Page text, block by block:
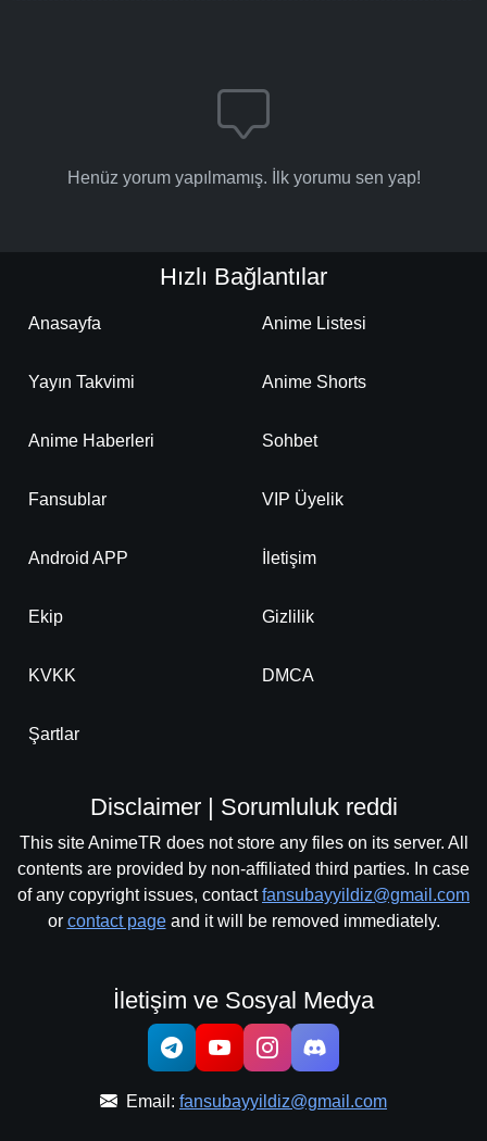
Henüz yorum yapılmamış. İlk yorumu sen yap!
Hızlı Bağlantılar
Anasayfa Anime Listesi
Yayın Takvimi Anime Shorts
Anime Haberleri Sohbet
Fansublar VIP Üyelik
Android APP İletişim
Ekip Gizlilik
KVKK DMCA
Şartlar
Disclaimer | Sorumluluk reddi
This site AnimeTR does not store any files on its server. All
contents are provided by non-affiliated third parties. In case
of any copyright issues, contactfansubayyildiz@gmail.com
or contact pageand it will be removed immediately.
İletişim ve Sosyal Medya
Email: fansubayyildiz@gmail.com